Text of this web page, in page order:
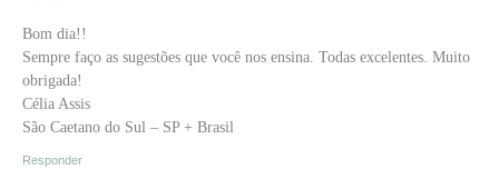
Bom dia!!
Sempre faço as sugestões que você nos ensina. Todas excelentes. Muito
obrigada!
Célia Assis
São Caetano do Sul – SP + Brasil
Responder